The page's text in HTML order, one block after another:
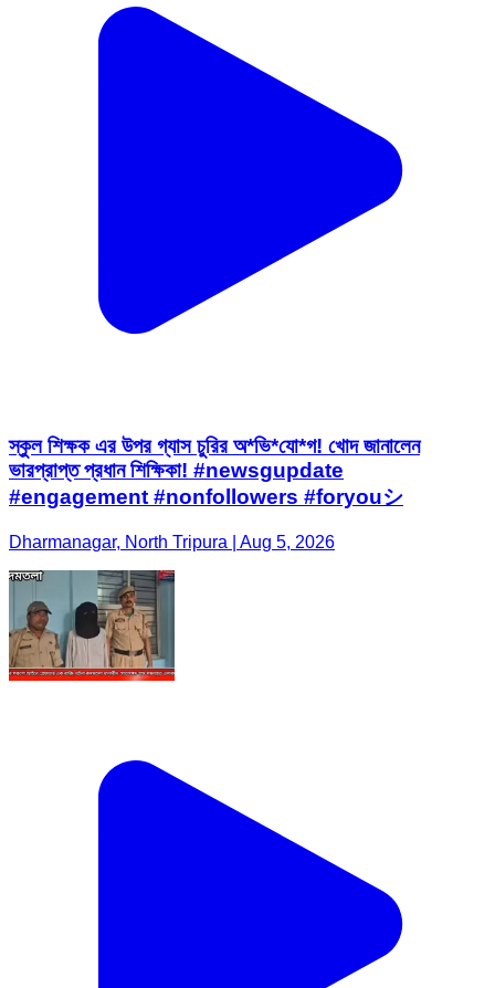
স্কুল শিক্ষক এর উপর গ্যাস চুরির অ*ভি*যো*গ! খোদ জানালেন
ভারপ্রাপ্ত প্রধান শিক্ষিকা! #newsgupdate
#engagement #nonfollowers #foryouシ
Dharmanagar, North Tripura | Aug 5, 2026